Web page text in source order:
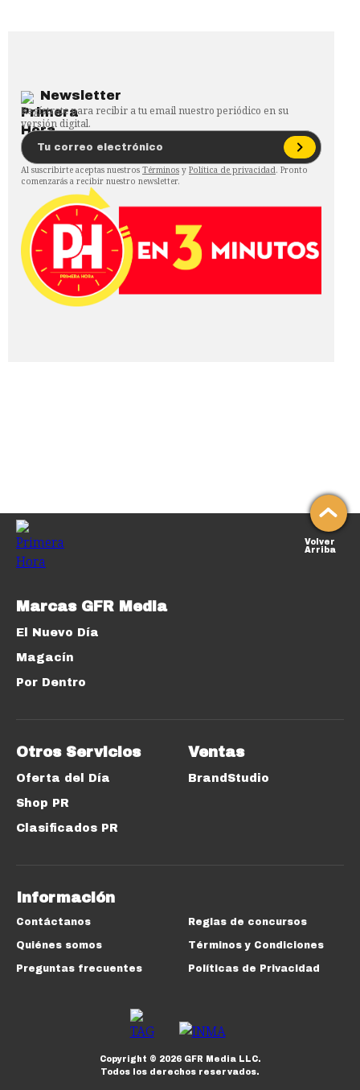
Newsletter
Regístrate para recibir a tu email nuestro periódico en su
versión digital.
Al suscribirte aceptas nuestros Términos y Política de privacidad. Pronto
comenzarás a recibir nuestro newsletter.
Volver
Arriba
Marcas GFR Media
El Nuevo Día
Magacín
Por Dentro
Otros Servicios
Oferta del Día
Shop PR
Clasificados PR
Ventas
BrandStudio
Información
Contáctanos
Quiénes somos
Preguntas frecuentes
Reglas de concursos
Términos y Condiciones
Políticas de Privacidad
Copyright © 2026GFR Media LLC.
Todos los derechos reservados.